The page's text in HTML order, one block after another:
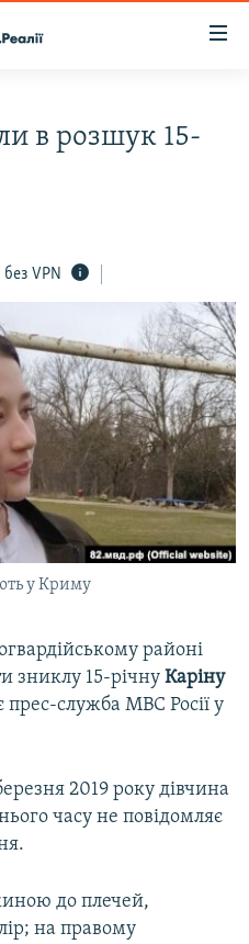
в розшук 15-
VPN
у Криму
районі
зниклу 15-річну Каріну
прес-служба МВС Росії у
2019 року дівчина
часу не повідомляє
до плечей,
на правому